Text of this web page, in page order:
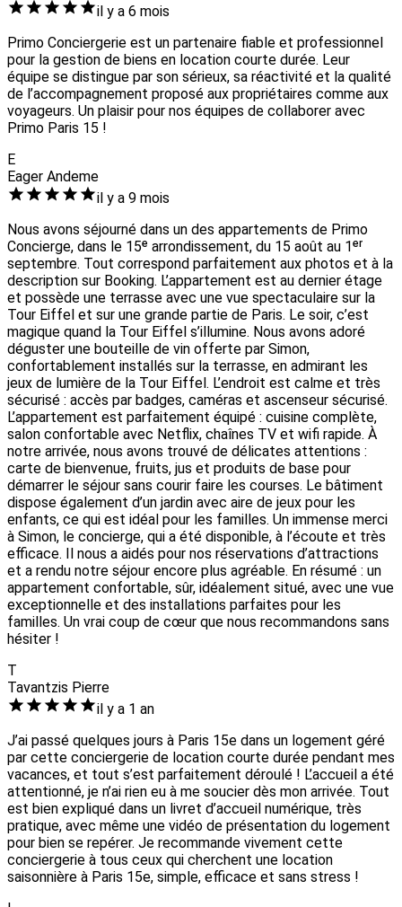
il y a 6 mois
Primo Conciergerie est un partenaire fiable et professionnel
pour la gestion de biens en location courte durée. Leur
équipe se distingue par son sérieux, sa réactivité et la qualité
de l’accompagnement proposé aux propriétaires comme aux
voyageurs. Un plaisir pour nos équipes de collaborer avec
Primo Paris 15 !
E
Eager Andeme
il y a 9 mois
Nous avons séjourné dans un des appartements de Primo
Concierge, dans le 15ᵉ arrondissement, du 15 août au 1ᵉʳ
septembre. Tout correspond parfaitement aux photos et à la
description sur Booking. L’appartement est au dernier étage
et possède une terrasse avec une vue spectaculaire sur la
Tour Eiffel et sur une grande partie de Paris. Le soir, c’est
magique quand la Tour Eiffel s’illumine. Nous avons adoré
déguster une bouteille de vin offerte par Simon,
confortablement installés sur la terrasse, en admirant les
jeux de lumière de la Tour Eiffel. L’endroit est calme et très
sécurisé : accès par badges, caméras et ascenseur sécurisé.
L’appartement est parfaitement équipé : cuisine complète,
salon confortable avec Netflix, chaînes TV et wifi rapide. À
notre arrivée, nous avons trouvé de délicates attentions :
carte de bienvenue, fruits, jus et produits de base pour
démarrer le séjour sans courir faire les courses. Le bâtiment
dispose également d’un jardin avec aire de jeux pour les
enfants, ce qui est idéal pour les familles. Un immense merci
à Simon, le concierge, qui a été disponible, à l’écoute et très
efficace. Il nous a aidés pour nos réservations d’attractions
et a rendu notre séjour encore plus agréable. En résumé : un
appartement confortable, sûr, idéalement situé, avec une vue
exceptionnelle et des installations parfaites pour les
familles. Un vrai coup de cœur que nous recommandons sans
hésiter !
T
Tavantzis Pierre
il y a 1 an
J’ai passé quelques jours à Paris 15e dans un logement géré
par cette conciergerie de location courte durée pendant mes
vacances, et tout s’est parfaitement déroulé ! L’accueil a été
attentionné, je n’ai rien eu à me soucier dès mon arrivée. Tout
est bien expliqué dans un livret d’accueil numérique, très
pratique, avec même une vidéo de présentation du logement
pour bien se repérer. Je recommande vivement cette
conciergerie à tous ceux qui cherchent une location
saisonnière à Paris 15e, simple, efficace et sans stress !